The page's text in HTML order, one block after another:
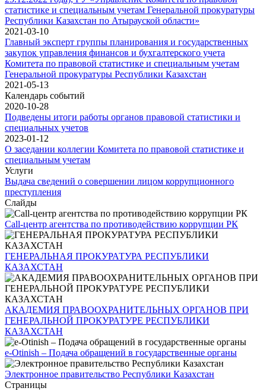
статистике и специальным учетам Генеральной прокуратуры
Республики Казахстан по Атырауской области»
2021-03-10
Главный эксперт группы планирования и государственных
закупок управления финансов и бухгалтерского учета
Комитета по правовой статистике и специальным учетам
Генеральной прокуратуры Республики Казахстан
2021-05-13
Календарь событий
2020-10-28
Подведены итоги работы органов правовой статистики и
специальных учетов
2023-01-12
О заседании коллегии Комитета по правовой статистике и
специальным учетам
Услуги
Выдача сведений о совершении лицом коррупционного
преступления
Слайды
Call-центр агентства по противодействию коррупции РК
ГЕНЕРАЛЬНАЯ ПРОКУРАТУРА РЕСПУБЛИКИ
КАЗАХСТАН
АКАДЕМИЯ ПРАВООХРАНИТЕЛЬНЫХ ОРГАНОВ ПРИ
ГЕНЕРАЛЬНОЙ ПРОКУРАТУРЕ РЕСПУБЛИКИ
КАЗАХСТАН
e-Otinish – Подача обращений в государственные органы
Электронное правительство Республики Казахстан
Страницы